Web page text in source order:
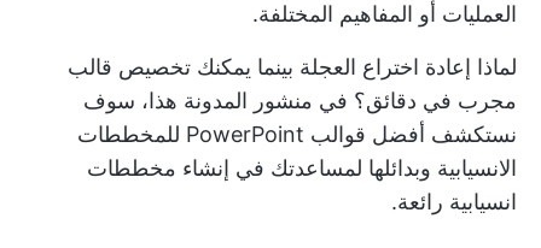
العمليات أو المفاهيم المختلفة.
لماذا إعادة اختراع العجلة بينما يمكنك تخصيص قالب
مجرب في دقائق؟ في منشور المدونة هذا، سوف
نستكشف أفضل قوالب PowerPoint للمخططات
الانسيابية وبدائلها لمساعدتك في إنشاء مخططات
انسيابية رائعة.